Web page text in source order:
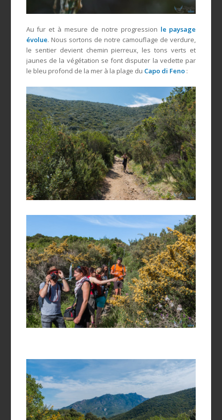
Au fur et à mesure de notre progression le paysage
évolue. Nous sortons de notre camouflage de verdure,
le sentier devient chemin pierreux, les tons verts et
jaunes de la végétation se font disputer la vedette par
le bleu profond de la mer à la plage du Capo di Feno: